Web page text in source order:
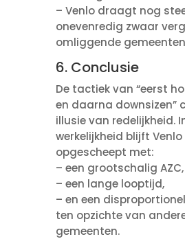
– Venlo draagt nog
onevenredig zwaar
omliggende
6. Conclusie
De tactiek van “eerst
en daarna downsizen”
illusie van redelijkheid.
werkelijkheid blijft Venlo
opgescheept met:
– een grootschalig AZC,
– een lange looptijd,
– en een
ten opzichte van
gemeenten.